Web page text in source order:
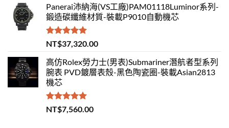
Panerai沛納海(VS工廠)PAM01118Luminor系列-
鍛造碳纖維材質-裝載P9010自動機芯
評分5.00
滿分 5
NT$37,320.00
高仿Rolex勞力士(男表)Submariner潛航者型系列
腕表 PVD鍍層表殼-黑色陶瓷圈-裝載Asian2813
機芯
評分 5.00
滿分 5
NT$7,560.00